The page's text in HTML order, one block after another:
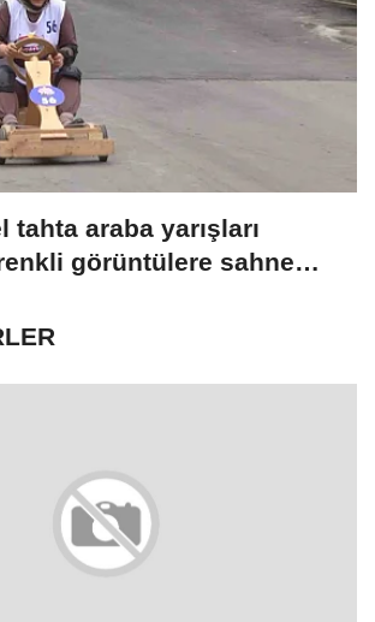
tahta araba yarışları
görüntülere sahne